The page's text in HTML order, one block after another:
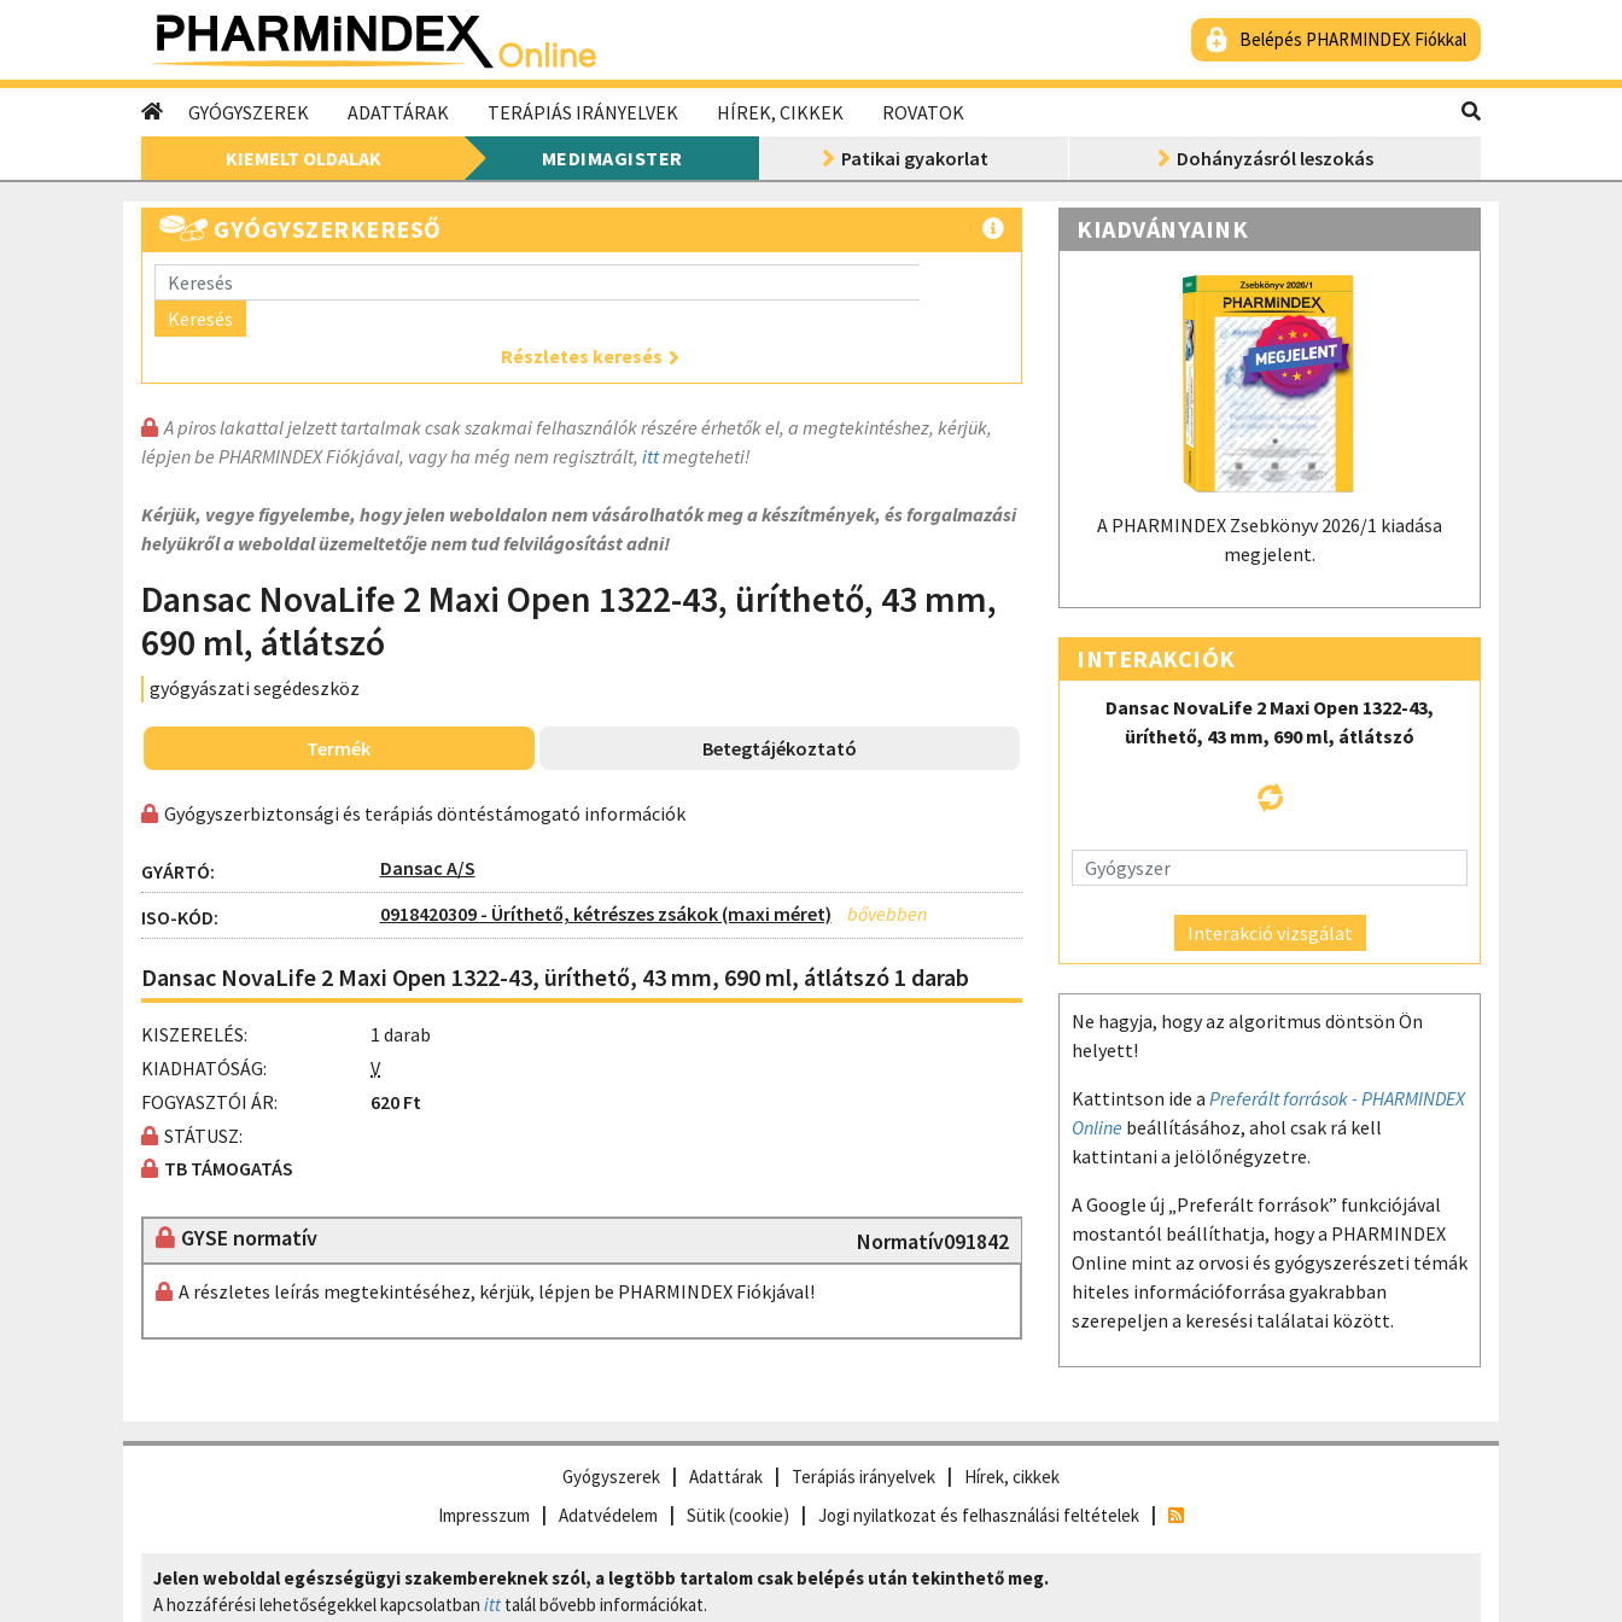
Belépés PHARMINDEX Fiókkal
GYÓGYSZEREK ADATTÁRAK TERÁPIÁS IRÁNYELVEK HÍREK, CIKKEK
ROVATOK
KIEMELT OLDALAK
MEDIMAGISTER Patikai gyakorlat Dohányzásról leszokás
GYÓGYSZERKERESŐ
Keresés
Részletes keresés
A piros lakattal jelzett tartalmak csak szakmai felhasználók részére érhetők el, a megtekintéshez, kérjük,
lépjen be PHARMINDEX Fiókjával, vagy ha még nem regisztrált, ittmegteheti!
Kérjük, vegye figyelembe, hogy jelen weboldalon nem vásárolhatók meg a készítmények, és forgalmazási
helyükről a weboldal üzemeltetője nem tud felvilágosítást adni!
Dansac NovaLife 2 Maxi Open 1322-43, üríthető, 43 mm,
690 ml, átlátszó
gyógyászati segédeszköz
Termék Betegtájékoztató
Gyógyszerbiztonsági és terápiás döntéstámogató információk
GYÁRTÓ: Dansac A/S
ISO-KÓD: 0918420309 - Üríthető, kétrészes zsákok (maxi méret)
Dansac NovaLife 2 Maxi Open 1322-43, üríthető, 43 mm, 690 ml, átlátszó 1 darab
KISZERELÉS:
1 darab
KIADHATÓSÁG:
V
FOGYASZTÓI ÁR:
620 Ft
STÁTUSZ:
TB TÁMOGATÁS
GYSE normatív Normatív091842
A részletes leírás megtekintéséhez, kérjük, lépjen be PHARMINDEX Fiókjával!
KIADVÁNYAINK
A PHARMINDEX Zsebkönyv 2026/1 kiadása
megjelent.
INTERAKCIÓK
Dansac NovaLife 2 Maxi Open 1322-43,
üríthető, 43 mm, 690 ml, átlátszó
Interakció vizsgálat
Ne hagyja, hogy az algoritmus döntsön Ön
helyett!
Kattintson ide a Preferált források - PHARMINDEX
Online beállításához, ahol csak rá kell
kattintani a jelölőnégyzetre.
A Google új „Preferált források” funkciójával
mostantól beállíthatja, hogy a PHARMINDEX
Online mint az orvosi és gyógyszerészeti témák
hiteles információforrása gyakrabban
szerepeljen a keresési találatai között.
Gyógyszerek Adattárak Terápiás irányelvek
Hírek, cikkek
Impresszum
Adatvédelem Sütik (cookie) Jogi nyilatkozat és felhasználási feltételek
Jelen weboldal egészségügyi szakembereknek szól, a legtöbb tartalom csak belépés után tekinthető meg.
A hozzáférési lehetőségekkel kapcsolatban itt talál bővebb információkat.